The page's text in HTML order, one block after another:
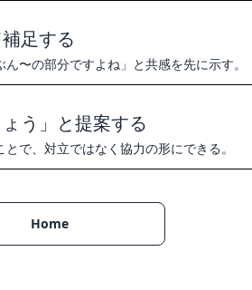
足する
〜の部分ですよね」と共感を先に示す。
う」と提案する
で、対立ではなく協力の形にできる。
Home